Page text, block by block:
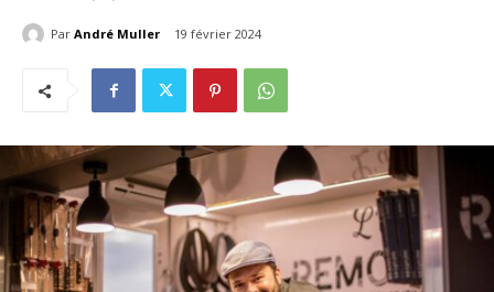
Par André Muller 19 février 2024